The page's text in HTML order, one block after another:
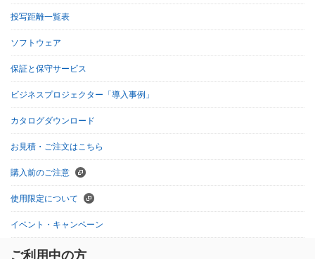
投写距離一覧表
ソフトウェア
保証と保守サービス
ビジネスプロジェクター「導入事例」
カタログダウンロード
お見積・ご注文はこちら
購入前のご注意
使用限定について
イベント・キャンペーン
ご利用中の方